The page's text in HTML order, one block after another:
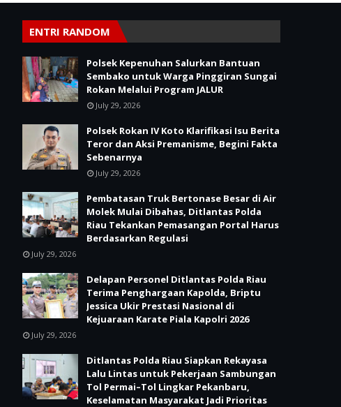
ENTRI RANDOM
Polsek Kepenuhan Salurkan Bantuan
Sembako untuk Warga Pinggiran Sungai
Rokan Melalui Program JALUR
July 29, 2026
Polsek Rokan IV Koto Klarifikasi Isu Berita
Teror dan Aksi Premanisme, Begini Fakta
Sebenarnya
July 29, 2026
Pembatasan Truk Bertonase Besar di Air
Molek Mulai Dibahas, Ditlantas Polda
Riau Tekankan Pemasangan Portal Harus
Berdasarkan Regulasi
July 29, 2026
Delapan Personel Ditlantas Polda Riau
Terima Penghargaan Kapolda, Briptu
Jessica Ukir Prestasi Nasional di
Kejuaraan Karate Piala Kapolri 2026
July 29, 2026
Ditlantas Polda Riau Siapkan Rekayasa
Lalu Lintas untuk Pekerjaan Sambungan
Tol Permai–Tol Lingkar Pekanbaru,
Keselamatan Masyarakat Jadi Prioritas